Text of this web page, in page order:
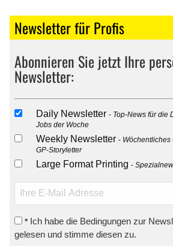
Newsletter für Profis
Abonnieren Sie jetzt Ihre
Newsletter:
Daily Newsletter
Top-News für die
Jobs der Woche
Weekly Newsletter
GP-Storyletter
Large Format Printing
* Ich habe die Bedingungen zur
gelesen und stimme diesen zu.